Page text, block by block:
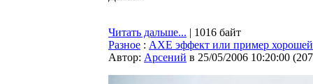
Читать дальше... | 1016 байт
Разное : AXE эффект или пример
Автор: Арсений в 25/05/2006 10:20:00 (